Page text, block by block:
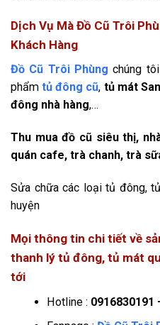
Dịch Vụ Mà Đồ Cũ Trôi
Khách Hàng
Đồ Cũ Trôi Phùng chúng
phẩmtủ đông cũ, tủ mát
đông nhà hàng,…
Thu mua đồ cũ siêu thị,
quán cafe, trà chanh, trà
Sửa chữa các loại tủ đông,
huyện
Mọi thông tin chi tiết về
thanh lý tủ đông, tủ mát
tới
Hotline : 0916830191